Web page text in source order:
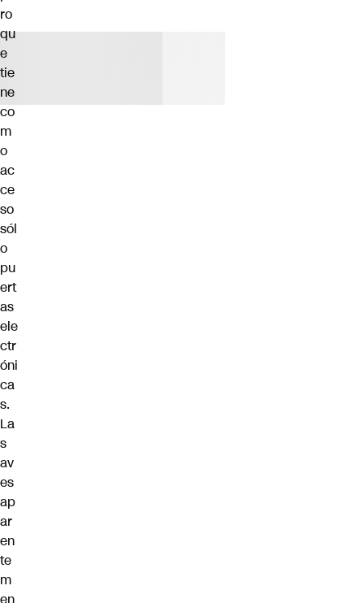
ro
qu
e
tie
ne
co
m
o
ac
ce
so
sól
o
pu
ert
as
ele
ctr
óni
ca
s.
La
s
av
es
ap
ar
en
te
m
en